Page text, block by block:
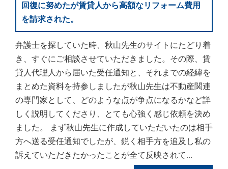
回復に努めたが賃貸人から高額なリフォーム費用
を請求された。
弁護士を探していた時、秋山先生のサイトにたどり着
き、すぐにご相談させていただきました。その際、賃
貸人代理人から届いた受任通知と、それまでの経緯を
まとめた資料を持参しましたが秋山先生は不動産関連
の専門家として、どのような点が争点になるかなど詳
しく説明してくださり、とても心強く感じ依頼を決め
ました。 まず秋山先生に作成していただいたのは相手
方へ送る受任通知でしたが、鋭く相手方を追及し私の
訴えていただきたかったことが全て反映されて...